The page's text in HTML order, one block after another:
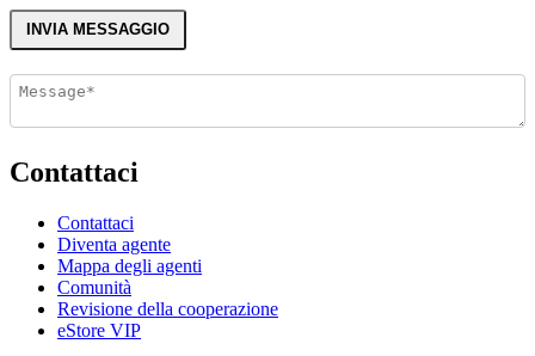
INVIA MESSAGGIO
Contattaci
Contattaci
Diventa agente
Mappa degli agenti
Comunità
Revisione della cooperazione
eStore VIP